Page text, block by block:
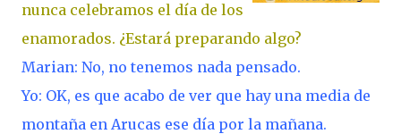
nunca celebramos el día de los
enamorados. ¿Estará preparando algo?
Marian: No, no tenemos nada pensado.
Yo: OK, es que acabo de ver que hay una media de
montaña en Arucas ese día por la mañana.